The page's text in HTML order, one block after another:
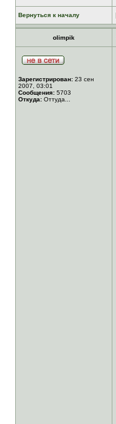
Вернуться к началу
olimpik
Зарегистрирован: 23 сен
2007, 03:01
Сообщения: 5703
Откуда: Оттуда...